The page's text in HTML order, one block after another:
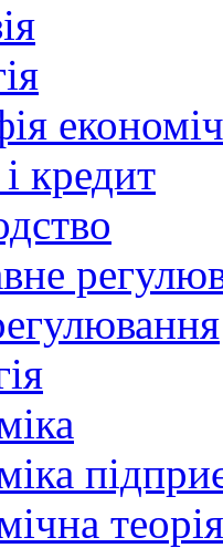
кредит
теорія